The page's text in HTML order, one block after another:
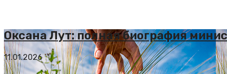
Оксана Лут: полная биография
11.01.2026